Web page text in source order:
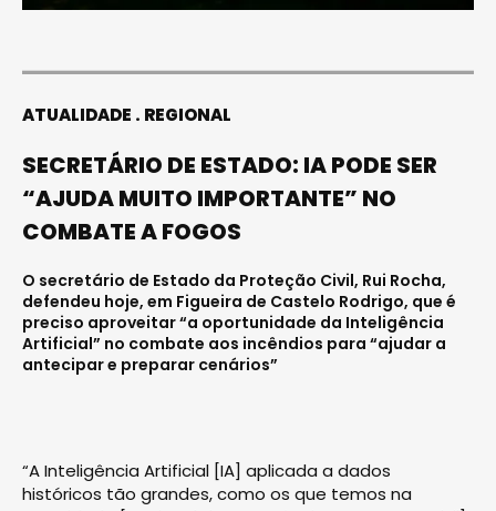
ATUALIDADE REGIONAL
SECRETÁRIO DE ESTADO: IA PODE SER
“AJUDA MUITO IMPORTANTE” NO
COMBATE A FOGOS
O secretário de Estado da Proteção Civil, Rui Rocha,
defendeu hoje, em Figueira de Castelo Rodrigo, que é
preciso aproveitar “a oportunidade da Inteligência
Artificial” no combate aos incêndios para “ajudar a
antecipar e preparar cenários”
“A Inteligência Artificial [IA] aplicada a dados
históricos tão grandes, como os que temos na